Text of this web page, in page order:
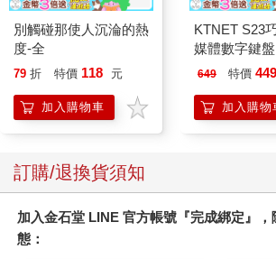
別觸碰那使人沉淪的熱
度-全
79 折 特價 118 元
加入購物車
KTNET S23
媒體數字鍵
649 特價 449
加入購物
訂購/退換貨須知
加入金石堂 LINE 官方帳號『完成綁定』，
態：